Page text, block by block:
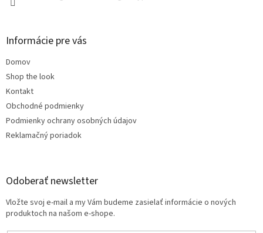
Informácie pre vás
Domov
Shop the look
Kontakt
Obchodné podmienky
Podmienky ochrany osobných údajov
Reklamačný poriadok
Odoberať newsletter
Vložte svoj e-mail a my Vám budeme zasielať informácie o nových
produktoch na našom e-shope.